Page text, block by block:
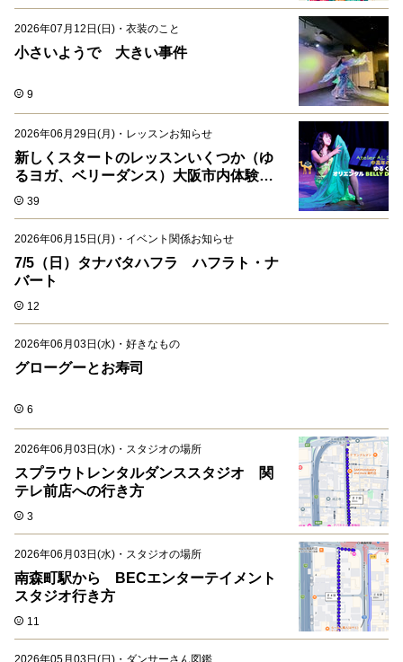
2026年07月12日(日) ・ 衣装のこと
小さいようで 大きい事件
9
2026年06月29日(月) ・ レッスンお知らせ
新しくスタートのレッスンいくつか（ゆ
るヨガ、ベリーダンス）大阪市内体験レ
ッスン
39
2026年06月15日(月) ・ イベント関係お知らせ
7/5（日）タナバタハフラ ハフラト・ナ
バート
12
2026年06月03日(水) ・ 好きなもの
グローグーとお寿司
6
2026年06月03日(水) ・ スタジオの場所
スプラウトレンタルダンススタジオ 関
テレ前店への行き方
3
2026年06月03日(水) ・ スタジオの場所
南森町駅から BECエンターテイメント
スタジオ行き方
11
2026年05月03日(日) ・ ダンサーさん図鑑